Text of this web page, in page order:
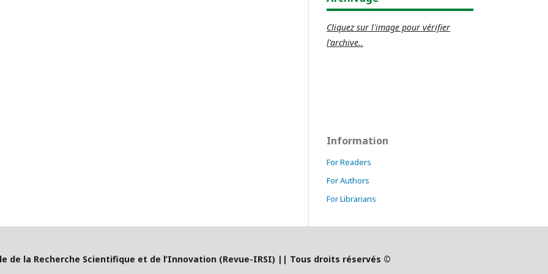
Cliquez sur l'image pour vérifier
l'archive..
Information
For Readers
For Authors
For Librarians
de la Recherche Scientifique et de l’Innovation (Revue-IRSI) | | Tous droits réservés ©